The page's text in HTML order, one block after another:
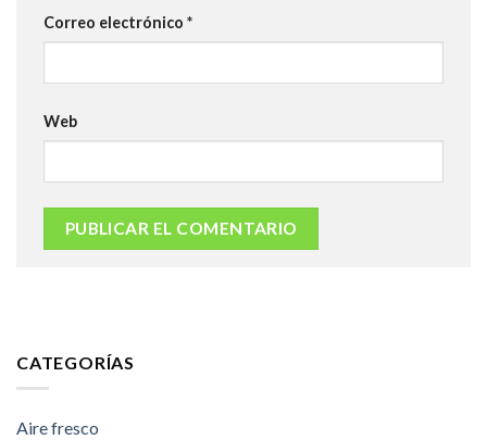
Correo electrónico *
Web
CATEGORÍAS
Aire fresco